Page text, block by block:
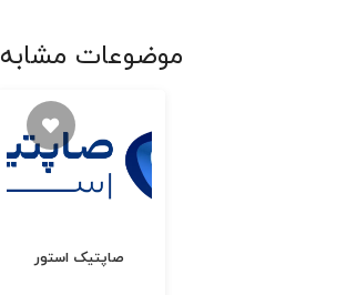
موضوعات مشابه